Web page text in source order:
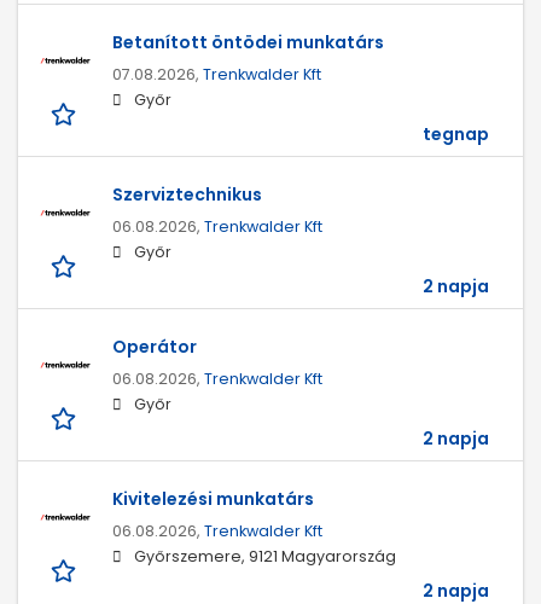
Betanított öntödei munkatárs
07.08.2026, Trenkwalder Kft
Győr
tegnap
Szerviztechnikus
06.08.2026, Trenkwalder Kft
Győr
2 napja
Operátor
06.08.2026, Trenkwalder Kft
Győr
2 napja
Kivitelezési munkatárs
06.08.2026, Trenkwalder Kft
Győrszemere, 9121 Magyarország
2 napja